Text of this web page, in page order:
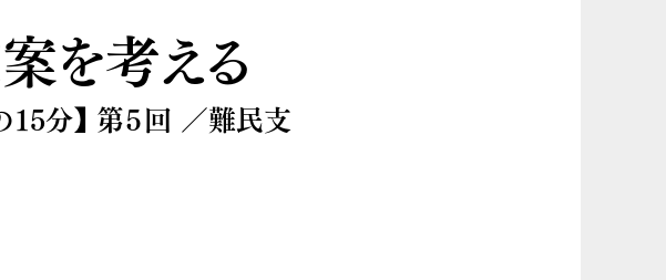
を考える
分】 第５回 ／難民支